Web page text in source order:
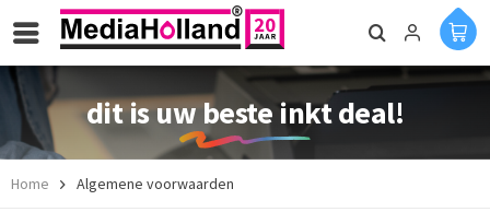
dit is uw beste inkt deal!
Home Algemene voorwaarden